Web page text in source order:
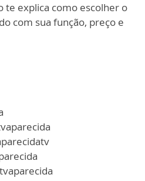
te explica como escolher o
com sua função, preço e